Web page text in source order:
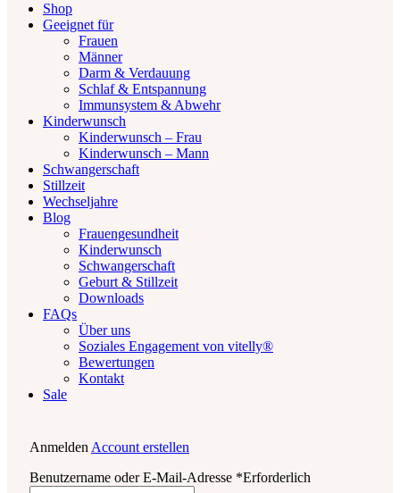
Shop
Geeignet für
Frauen
Männer
Darm & Verdauung
Schlaf & Entspannung
Immunsystem & Abwehr
Kinderwunsch
Kinderwunsch – Frau
Kinderwunsch – Mann
Schwangerschaft
Stillzeit
Wechseljahre
Blog
Frauengesundheit
Kinderwunsch
Schwangerschaft
Geburt & Stillzeit
Downloads
FAQs
Über uns
Soziales Engagement von vitelly®
Bewertungen
Kontakt
Sale
Anmelden Account erstellen
Benutzername oder E-Mail-Adresse *Erforderlich